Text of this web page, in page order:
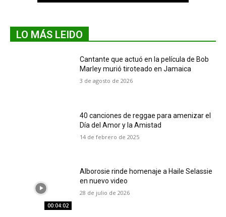
LO MÁS LEIDO
Cantante que actuó en la película de Bob
Marley murió tiroteado en Jamaica
3 de agosto de 2026
40 canciones de reggae para amenizar el
Día del Amor y la Amistad
14 de febrero de 2025
00:04:02
Alborosie rinde homenaje a Haile Selassie
en nuevo video
28 de julio de 2026